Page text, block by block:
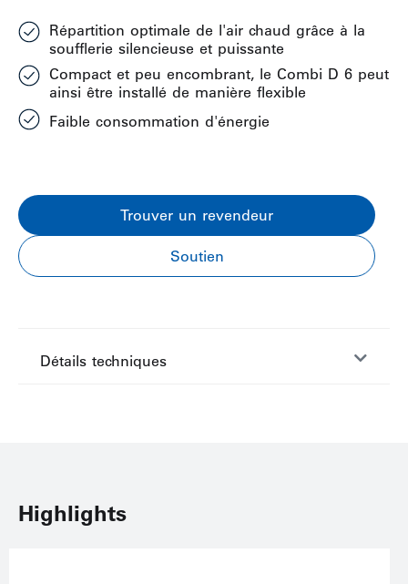
Répartition optimale de l'air chaud grâce à la
soufflerie silencieuse et puissante
Compact et peu encombrant, le Combi D 6 peut
ainsi être installé de manière flexible
Faible consommation d'énergie
Trouver un revendeur
Soutien
Détails techniques
Highlights